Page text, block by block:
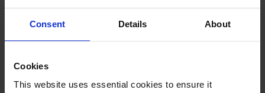
Consent Details About
Cookies
This website uses essential cookies to ensure it
パブリック・ファイナンス
利益団体＆パブリック・アフェアーズ
教育＆研究
経済・社会・人間開発
芸術、文化＆スポーツ